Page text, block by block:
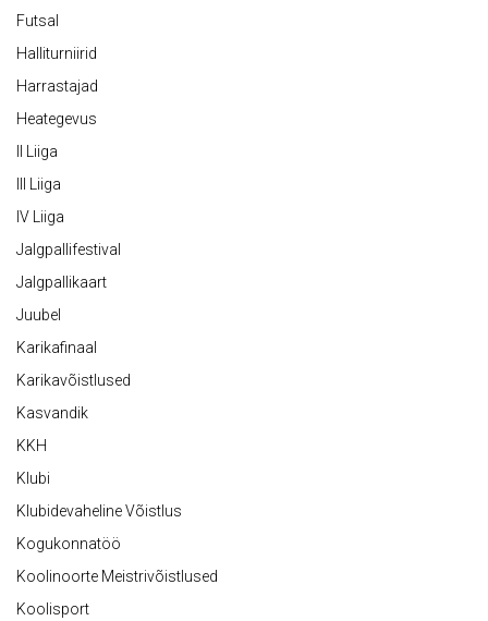
Futsal
Halliturniirid
Harrastajad
Heategevus
II Liiga
III Liiga
IV Liiga
Jalgpallifestival
Jalgpallikaart
Juubel
Karikafinaal
Karikavõistlused
Kasvandik
KKH
Klubi
Klubidevaheline Võistlus
Kogukonnatöö
Koolinoorte Meistrivõistlused
Koolisport